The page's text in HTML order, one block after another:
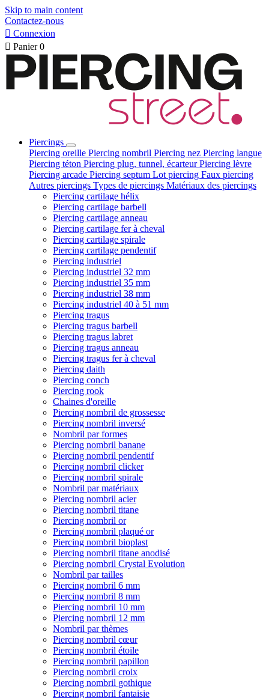
Skip to main content
Contactez-nous
 Connexion
 Panier 0
Piercings
Piercing oreille Piercing nombril Piercing nez Piercing langue
Piercing téton Piercing plug, tunnel, écarteurPiercing lèvre
Piercing arcade Piercing septum Lot piercing Faux piercing
Autres piercings Types de piercings Matériaux des piercings
Piercing cartilage hélix
Piercing cartilage barbell
Piercing cartilage anneau
Piercing cartilage fer à cheval
Piercing cartilage spirale
Piercing cartilage pendentif
Piercing industriel
Piercing industriel 32 mm
Piercing industriel 35 mm
Piercing industriel 38 mm
Piercing industriel 40 à 51 mm
Piercing tragus
Piercing tragus barbell
Piercing tragus labret
Piercing tragus anneau
Piercing tragus fer à cheval
Piercing daith
Piercing conch
Piercing rook
Chaines d'oreille
Piercing nombril de grossesse
Piercing nombril inversé
Nombril par formes
Piercing nombril banane
Piercing nombril pendentif
Piercing nombril clicker
Piercing nombril spirale
Nombril par matériaux
Piercing nombril acier
Piercing nombril titane
Piercing nombril or
Piercing nombril plaqué or
Piercing nombril bioplast
Piercing nombril titane anodisé
Piercing nombril Crystal Evolution
Nombril par tailles
Piercing nombril 6 mm
Piercing nombril 8 mm
Piercing nombril 10 mm
Piercing nombril 12 mm
Nombril par thèmes
Piercing nombril cœur
Piercing nombril étoile
Piercing nombril papillon
Piercing nombril croix
Piercing nombril gothique
Piercing nombril fantaisie